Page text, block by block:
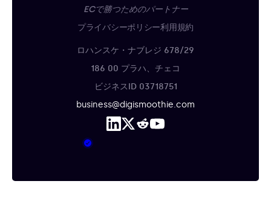
ECで勝つためのパートナー
プライバシーポリシー利用規約
ロハンスケ・ナブレジ 678/29
186 00 プラハ、チェコ
ビジネスID 03718751
business@digismoothie.com